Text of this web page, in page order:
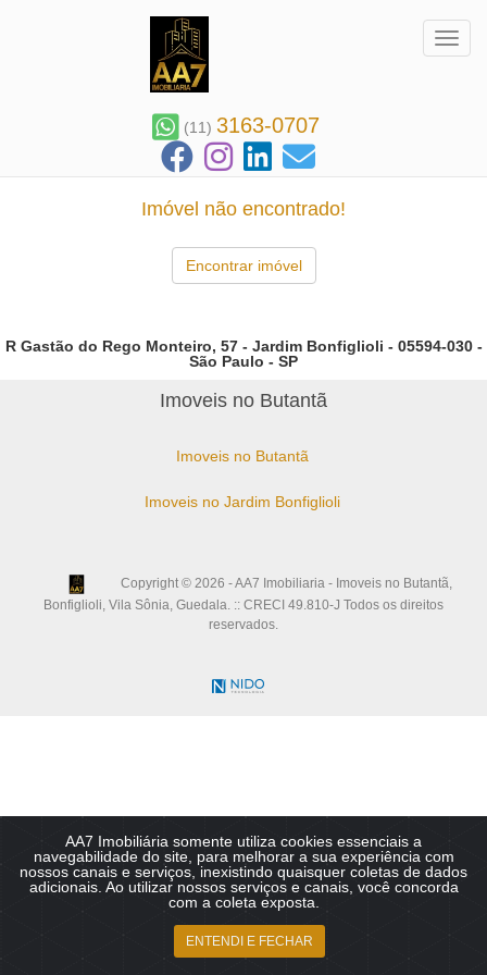
(11) 3163-0707
Imóvel não encontrado!
Encontrar imóvel
AA7 Imobiliária somente utiliza cookies essenciais a
navegabilidade do site, para melhorar a sua experiência com
nossos canais e serviços, inexistindo quaisquer coletas de dados
adicionais. Ao utilizar nossos serviços e canais, você concorda
com a coleta exposta.
ENTENDI E FECHAR
R Gastão do Rego Monteiro, 57 - Jardim Bonfiglioli - 05594-030 -
São Paulo - SP
Imoveis no Butantã
Imoveis no Butantã
Imoveis no Jardim Bonfiglioli
Copyright © 2026 - AA7 Imobiliaria - Imoveis no Butantã,
Bonfiglioli, Vila Sônia, Guedala. :: CRECI 49.810-J Todos os direitos
reservados.